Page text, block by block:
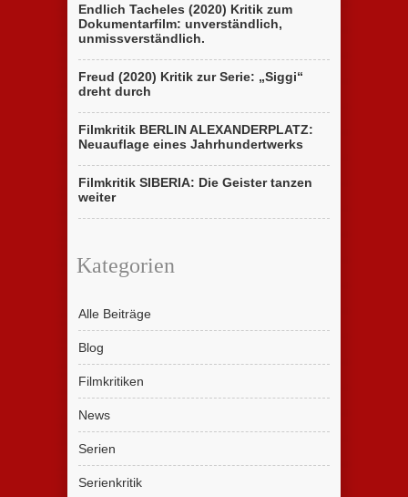
Endlich Tacheles (2020) Kritik zum
Dokumentarfilm: unverständlich,
unmissverständlich.
Freud (2020) Kritik zur Serie: „Siggi“
dreht durch
Filmkritik BERLIN ALEXANDERPLATZ:
Neuauflage eines Jahrhundertwerks
Filmkritik SIBERIA: Die Geister tanzen
weiter
Kategorien
Alle Beiträge
Blog
Filmkritiken
News
Serien
Serienkritik